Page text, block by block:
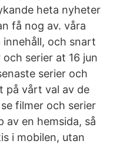
heta nyheter
få nog av. våra
innehåll, och snart
serier at 16 jun
serier och
på vårt val av de
filmer och serier
av en hemsida, så
i mobilen, utan